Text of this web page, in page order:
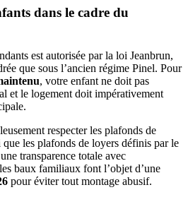
dans le cadre du
est autorisée par la loi Jeanbrun,
que sous l’ancien régime Pinel. Pour
, votre enfant ne doit pas
et le logement doit impérativement
respecter les plafonds de
que les plafonds de loyers définis par le
transparence totale avec
baux familiaux font l’objet d’une
pour éviter tout montage abusif.